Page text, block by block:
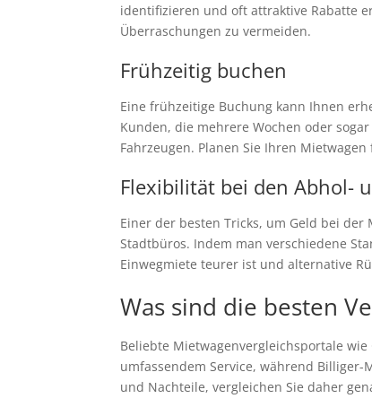
identifizieren und oft attraktive Rabatte
Überraschungen zu vermeiden.
Frühzeitig buchen
Eine frühzeitige Buchung kann Ihnen
Kunden, die mehrere Wochen oder
Fahrzeugen. Planen Sie Ihren
Flexibilität bei den Abhol-
Einer der besten Tricks, um Geld bei
Stadtbüros. Indem man verschiedene
Einwegmiete teurer ist und alternative
Was sind die besten
Beliebte Mietwagenvergleichsportale
umfassendem Service, während
und Nachteile, vergleichen Sie daher